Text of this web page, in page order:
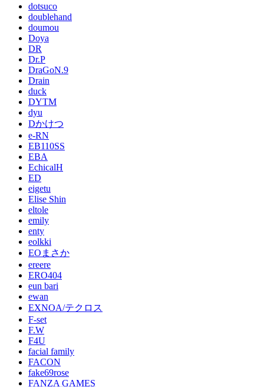
dotsuco
doublehand
doumou
Doya
DR
Dr.P
DraGoN.9
Drain
duck
DYTM
dyu
Dかけつ
e-RN
EB110SS
EBA
EchicalH
ED
eigetu
Elise Shin
eltole
emily
enty
eolkki
EOまさか
ereere
ERO404
eun bari
ewan
EXNOA/テクロス
F-set
F.W
F4U
facial family
FACON
fake69rose
FANZA GAMES